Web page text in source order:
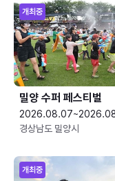
개최중
밀양 수퍼 페스티벌
경상남도 밀양시
개최중